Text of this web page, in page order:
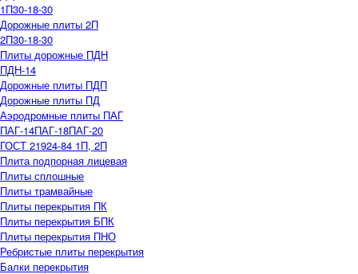
1П30-18-30
Дорожные плиты 2П
2П30-18-30
Плиты дорожные ПДН
ПДН-14
Дорожные плиты ПДП
Дорожные плиты ПД
Аэродромные плиты ПАГ
ПАГ-14ПАГ-18ПАГ-20
ГОСТ 21924-84 1П, 2П
Плита подпорная лицевая
Плиты сплошные
Плиты трамвайные
Плиты перекрытия ПК
Плиты перекрытия БПК
Плиты перекрытия ПНО
Ребристые плиты перекрытия
Балки перекрытия